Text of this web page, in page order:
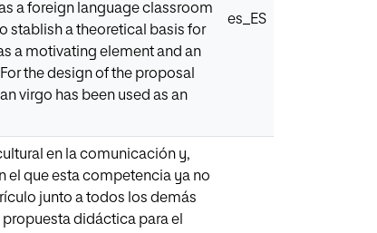
a foreign language classroom
stablish a theoretical basis for
a motivating element and an
the design of the proposal
virgo has been used as an
es_ES
en la comunicación y,
el que esta competencia ya no
junto a todos los demás
didáctica para el